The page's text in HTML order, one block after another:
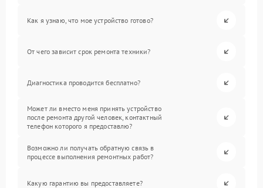
Как я узнаю, что мое устройство готово?
От чего зависит срок ремонта техники?
Диагностика проводится бесплатно?
Может ли вместо меня принять устройство
после ремонта другой человек, контактный
телефон которого я предоставлю?
Возможно ли получать обратную связь в
процессе выполнения ремонтных работ?
Какую гарантию вы предоставляете?